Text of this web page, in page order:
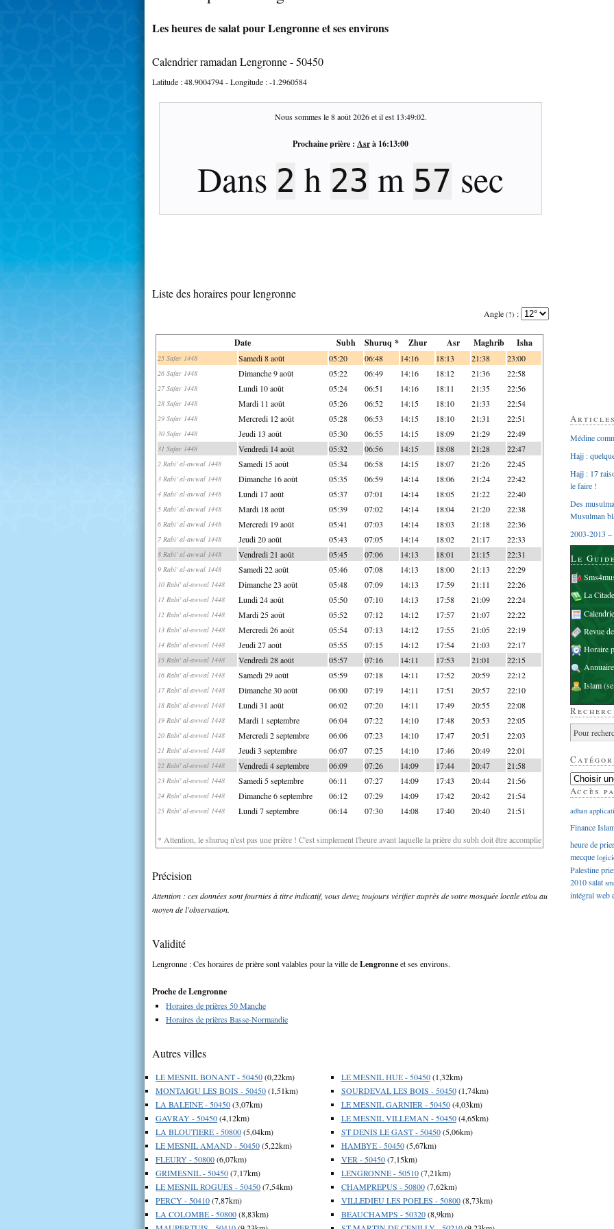
Les heures de salat pour Lengronne et ses environs
Calendrier ramadan Lengronne - 50450
Latitude :48.9004794- Longitude :-1.2960584
Nous sommes le8 août 2026et il est 13:49:03.
Prochaine prière : Asrà 16:13:00
Dans 2 h 23 m 56 sec
Liste des horaires pour lengronne
Angle (?) :
Date Subh Shuruq * Zhur Asr Maghrib Isha
25 Safar 1448 Samedi 8 août 05:20 06:48 14:16 18:13 21:38 23:00
26 Safar 1448 Dimanche 9 août 05:22 06:49 14:16 18:12 21:36 22:58
27 Safar 1448 Lundi 10 août 05:24 06:51 14:16 18:11 21:35 22:56
28 Safar 1448 Mardi 11 août 05:26 06:52 14:15 18:10 21:33 22:54
29 Safar 1448 Mercredi 12 août 05:28 06:53 14:15 18:10 21:31 22:51
30 Safar 1448 Jeudi 13 août 05:30 06:55 14:15 18:09 21:29 22:49
31 Safar 1448 Vendredi 14 août 05:32 06:56 14:15 18:08 21:28 22:47
2 Rabi' al-awwal 1448 Samedi 15 août 05:34 06:58 14:15 18:07 21:26 22:45
3 Rabi' al-awwal 1448 Dimanche 16 août 05:35 06:59 14:14 18:06 21:24 22:42
4 Rabi' al-awwal 1448 Lundi 17 août 05:37 07:01 14:14 18:05 21:22 22:40
5 Rabi' al-awwal 1448 Mardi 18 août 05:39 07:02 14:14 18:04 21:20 22:38
6 Rabi' al-awwal 1448 Mercredi 19 août 05:41 07:03 14:14 18:03 21:18 22:36
7 Rabi' al-awwal 1448 Jeudi 20 août 05:43 07:05 14:14 18:02 21:17 22:33
8 Rabi' al-awwal 1448 Vendredi 21 août 05:45 07:06 14:13 18:01 21:15 22:31
9 Rabi' al-awwal 1448 Samedi 22 août 05:46 07:08 14:13 18:00 21:13 22:29
10 Rabi' al-awwal 1448 Dimanche 23 août 05:48 07:09 14:13 17:59 21:11 22:26
11 Rabi' al-awwal 1448 Lundi 24 août 05:50 07:10 14:13 17:58 21:09 22:24
12 Rabi' al-awwal 1448 Mardi 25 août 05:52 07:12 14:12 17:57 21:07 22:22
13 Rabi' al-awwal 1448 Mercredi 26 août 05:54 07:13 14:12 17:55 21:05 22:19
14 Rabi' al-awwal 1448 Jeudi 27 août 05:55 07:15 14:12 17:54 21:03 22:17
15 Rabi' al-awwal 1448 Vendredi 28 août 05:57 07:16 14:11 17:53 21:01 22:15
16 Rabi' al-awwal 1448 Samedi 29 août 05:59 07:18 14:11 17:52 20:59 22:12
17 Rabi' al-awwal 1448 Dimanche 30 août 06:00 07:19 14:11 17:51 20:57 22:10
18 Rabi' al-awwal 1448 Lundi 31 août 06:02 07:20 14:11 17:49 20:55 22:08
19 Rabi' al-awwal 1448 Mardi 1 septembre 06:04 07:22 14:10 17:48 20:53 22:05
20 Rabi' al-awwal 1448 Mercredi 2 septembre 06:06 07:23 14:10 17:47 20:51 22:03
21 Rabi' al-awwal 1448 Jeudi 3 septembre 06:07 07:25 14:10 17:46 20:49 22:01
22 Rabi' al-awwal 1448 Vendredi 4 septembre 06:09 07:26 14:09 17:44 20:47 21:58
23 Rabi' al-awwal 1448 Samedi 5 septembre 06:11 07:27 14:09 17:43 20:44 21:56
24 Rabi' al-awwal 1448 Dimanche 6 septembre 06:12 07:29 14:09 17:42 20:42 21:54
25 Rabi' al-awwal 1448 Lundi 7 septembre 06:14 07:30 14:08 17:40 20:40 21:51
* Attention, le shuruq n'est pas une prière ! C'est simplement l'heure avant laquelle la prière du subh doit être accomplie
Précision
Attention : ces données sont fournies à titre indicatif, vous devez toujours vérifier auprès de votre mosquée locale et/ou au
moyen de l'observation.
Validité
Lengronne : Ces horaires de prière sont valables pour la ville deLengronneet ses environs.
Proche de Lengronne
Horaires de prières 50 Manche
Horaires de prières Basse-Normandie
Autres villes
LE MESNIL BONANT - 50450(0,22km)
MONTAIGU LES BOIS - 50450(1,51km)
LA BALEINE - 50450(3,07km)
GAVRAY - 50450(4,12km)
LA BLOUTIERE - 50800(5,04km)
LE MESNIL AMAND - 50450(5,22km)
FLEURY - 50800(6,07km)
GRIMESNIL - 50450(7,17km)
LE MESNIL ROGUES - 50450(7,54km)
PERCY - 50410(7,87km)
LA COLOMBE - 50800(8,83km)
LE MESNIL HUE - 50450(1,32km)
SOURDEVAL LES BOIS - 50450(1,74km)
LE MESNIL GARNIER - 50450(4,03km)
LE MESNIL VILLEMAN - 50450(4,65km)
ST DENIS LE GAST - 50450(5,06km)
HAMBYE - 50450(5,67km)
VER - 50450(7,15km)
LENGRONNE - 50510(7,21km)
CHAMPREPUS - 50800(7,62km)
VILLEDIEU LES POELES - 50800(8,73km)
BEAUCHAMPS - 50320(8,9km)
Médine
Hajj :
Hajj : 17
le faire !
Des
Musulman
2003-2013 –
Le
La
Revue
Horaire
Islam
Accès
adhan
Finance
heure de
mecque
Palestine
2010salat
intégralweb